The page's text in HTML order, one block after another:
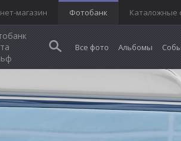
магазин Фотобанк Каталожные
Все фото Альбомы